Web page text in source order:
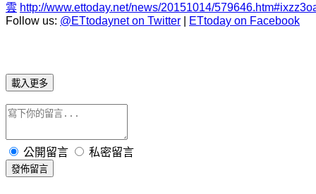
雲 http://www.ettoday.net/news/20151014/
Follow us: @ETtodaynet on Twitter ETtoday on Facebook
載入更多
公開留言 私密留言
發佈留言